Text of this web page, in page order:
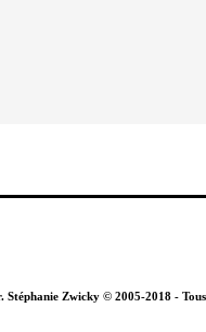
Stéphanie Zwicky © 2005-2018 -